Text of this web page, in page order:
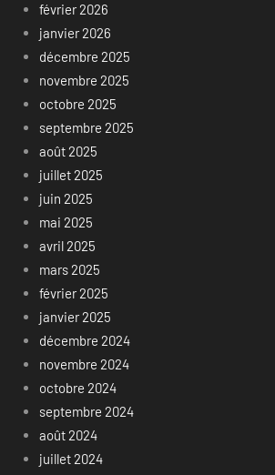
février 2026
janvier 2026
décembre 2025
novembre 2025
octobre 2025
septembre 2025
août 2025
juillet 2025
juin 2025
mai 2025
avril 2025
mars 2025
février 2025
janvier 2025
décembre 2024
novembre 2024
octobre 2024
septembre 2024
août 2024
juillet 2024